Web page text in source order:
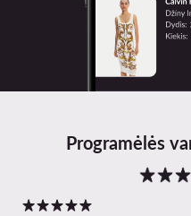
Programėlės